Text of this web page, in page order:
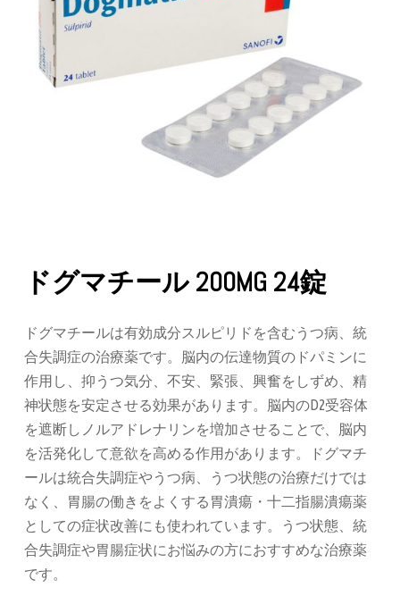
ドグマチール 200MG 24錠
ドグマチールは有効成分スルピリドを含むうつ病、統
合失調症の治療薬です。脳内の伝達物質のドパミンに
作用し、抑うつ気分、不安、緊張、興奮をしずめ、精
神状態を安定させる効果があります。脳内のD2受容体
を遮断しノルアドレナリンを増加させることで、脳内
を活発化して意欲を高める作用があります。ドグマチ
ールは統合失調症やうつ病、うつ状態の治療だけでは
なく、胃腸の働きをよくする胃潰瘍・十二指腸潰瘍薬
としての症状改善にも使われています。うつ状態、統
合失調症や胃腸症状にお悩みの方におすすめな治療薬
です。